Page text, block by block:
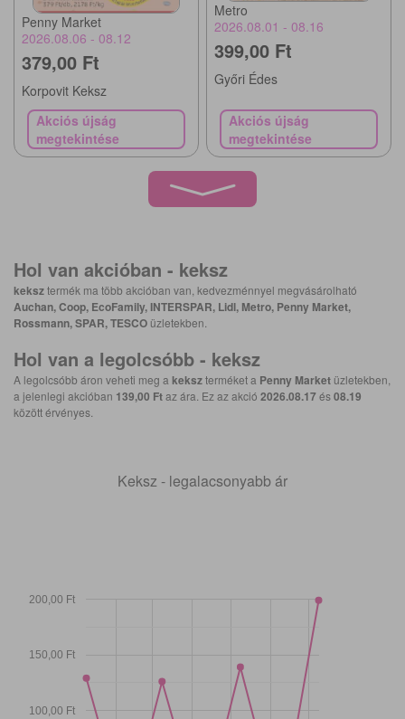
Penny Market
2026.08.06 - 08.12
379,00 Ft
Korpovit Keksz
Akciós újság
megtekintése
Metro
2026.08.01 - 08.16
399,00 Ft
Győri Édes
Akciós újság
megtekintése
Hol van akcióban - keksz
keksztermék ma több akcióban van, kedvezménnyel megvásárolható
Auchan, Coop, EcoFamily, INTERSPAR, Lidl, Metro, Penny Market,
Rossmann, SPAR, TESCO üzletekben.
Hol van a legolcsóbb - keksz
A legolcsóbb áron veheti meg a kekszterméket a Penny Market üzletekben,
a jelenlegi akcióban 139,00 Ftaz ára. Ez az akció 2026.08.17és08.19
között érvényes.
Keksz - legalacsonyabb ár
100,00 Ft
150,00 Ft
200,00 Ft